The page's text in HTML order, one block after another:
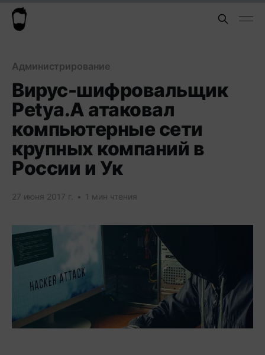
Администрирование
Вирус-шифровальщик
Petya.A атаковал
компьютерные сети
крупных компаний в
России и Ук
27 июня 2017 г. • 1 мин чтения